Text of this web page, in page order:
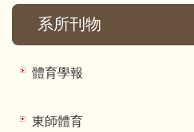
系所刊物
體育學報
東師體育